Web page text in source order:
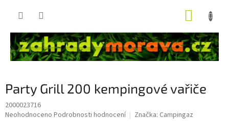
Party Grill 200 kempingové vařiče
2000023716
Průměrné
Neohodnoceno Podrobnosti hodnocení Značka: Campingaz